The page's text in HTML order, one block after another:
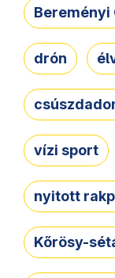
Bereményi
drón
vízi sport
nyitott
Kőrösy-